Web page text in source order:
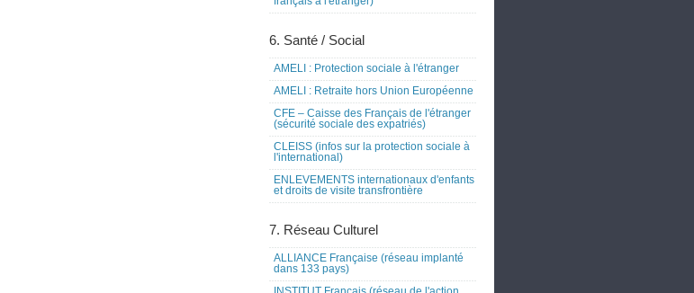
6. Santé / Social
AMELI : Protection sociale à l'étranger
AMELI : Retraite hors Union Européenne
CFE – Caisse des Français de l'étranger
(sécurité sociale des expatriés)
CLEISS (infos sur la protection sociale à
l'international)
ENLEVEMENTS internationaux d'enfants
et droits de visite transfrontière
7. Réseau Culturel
ALLIANCE Française (réseau implanté
dans 133 pays)